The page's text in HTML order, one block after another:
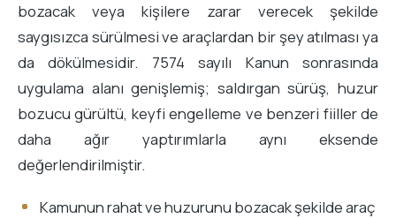
bozacak veya kişilere zarar verecek şekilde
saygısızca sürülmesi ve araçlardan bir şey atılması ya
da dökülmesidir. 7574 sayılı Kanun sonrasında
uygulama alanı genişlemiş; saldırgan sürüş, huzur
bozucu gürültü, keyfi engelleme ve benzeri fiiller de
daha ağır yaptırımlarla aynı eksende
değerlendirilmiştir.
Kamunun rahat ve huzurunu bozacak şekilde araç